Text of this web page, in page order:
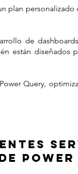
plan
de
están diseñados
Query,
power